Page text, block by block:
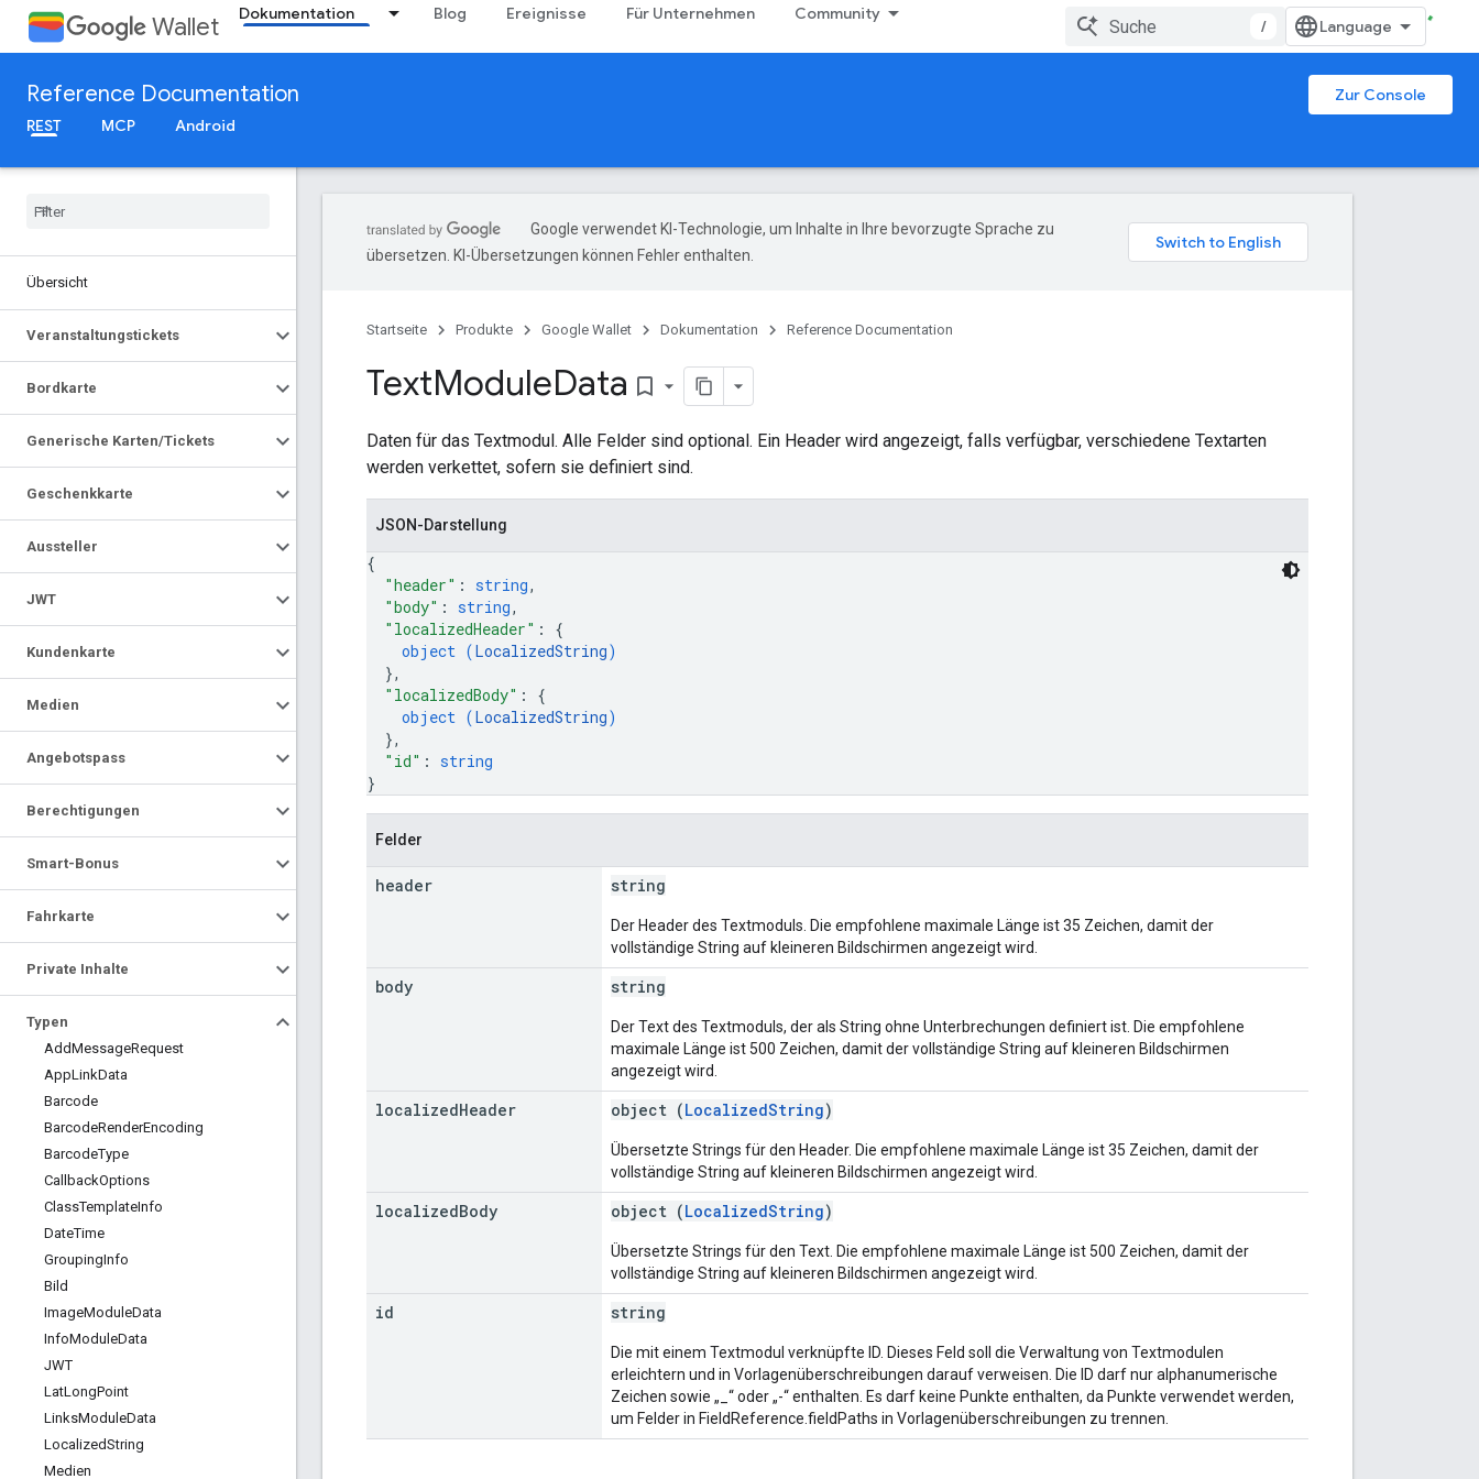
Wallet Dokumentation Blog Ereignisse Für Unternehmen Community
/
Reference Documentation
Zur Console
REST
MCP Android
Übersicht
Veranstaltungstickets
Bordkarte
Generische Karten/Tickets
Geschenkkarte
Aussteller
JWT
Kundenkarte
Medien
Angebotspass
Berechtigungen
Smart-Bonus
Fahrkarte
Private Inhalte
Typen
AddMessageRequest
AppLinkData
Barcode
BarcodeRenderEncoding
BarcodeType
CallbackOptions
ClassTemplateInfo
DateTime
GroupingInfo
Bild
ImageModuleData
InfoModuleData
JWT
LatLongPoint
LinksModuleData
LocalizedString
Medien
Google verwendet KI-Technologie, um Inhalte in Ihre bevorzugte Sprache zu
übersetzen. KI-Übersetzungen können Fehler enthalten.
Startseite Produkte Google Wallet Dokumentation Reference Documentation
TextModuleData bookmark_border
Daten für das Textmodul. Alle Felder sind optional. Ein Header wird angezeigt, falls verfügbar, verschiedene Textarten
werden verkettet, sofern sie definiert sind.
JSON-Darstellung
{
"header" : string,
"body" : string,
"localizedHeader" : {
object (LocalizedString)
},
"localizedBody" : {
object (LocalizedString)
},
"id" : string
}
Felder
header string
Der Header des Textmoduls. Die empfohlene maximale Länge ist 35 Zeichen, damit der
vollständige String auf kleineren Bildschirmen angezeigt wird.
body string
Der Text des Textmoduls, der als String ohne Unterbrechungen definiert ist. Die empfohlene
maximale Länge ist 500 Zeichen, damit der vollständige String auf kleineren Bildschirmen
angezeigt wird.
localizedHeader object (LocalizedString)
Übersetzte Strings für den Header. Die empfohlene maximale Länge ist 35 Zeichen, damit der
vollständige String auf kleineren Bildschirmen angezeigt wird.
localizedBody object (LocalizedString)
Übersetzte Strings für den Text. Die empfohlene maximale Länge ist 500 Zeichen, damit der
vollständige String auf kleineren Bildschirmen angezeigt wird.
id string
Die mit einem Textmodul verknüpfte ID. Dieses Feld soll die Verwaltung von Textmodulen
erleichtern und in Vorlagenüberschreibungen darauf verweisen. Die ID darf nur alphanumerische
Zeichen sowie „_“ oder „-“ enthalten. Es darf keine Punkte enthalten, da Punkte verwendet werden,
um Felder in FieldReference.fieldPaths in Vorlagenüberschreibungen zu trennen.